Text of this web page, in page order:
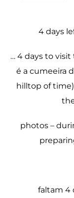
4 days
… 4 days to visit
é a cumeeira
hilltop of
photos –
faltam 4